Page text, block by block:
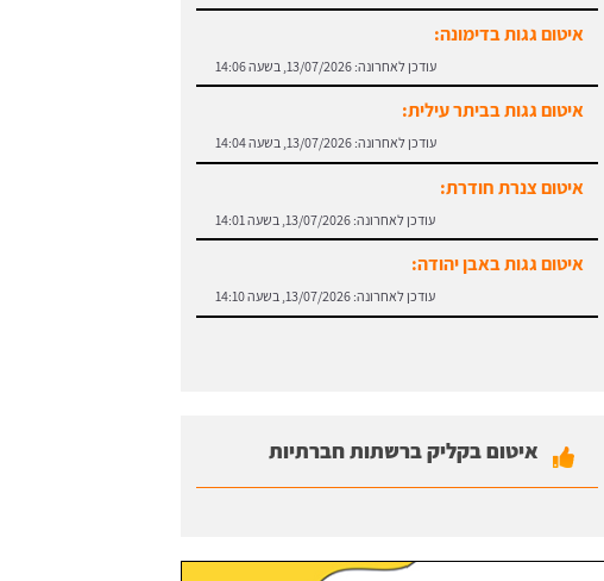
איטום גגות בדימונה:
עודכן לאחרונה: 13/07/2026, בשעה 14:06
איטום גגות בביתר עילית:
עודכן לאחרונה: 13/07/2026, בשעה 14:04
איטום צנרת חודרת:
עודכן לאחרונה: 13/07/2026, בשעה 14:01
איטום גגות באבן יהודה:
עודכן לאחרונה: 13/07/2026, בשעה 14:10
איטום בקליק ברשתות חברתיות